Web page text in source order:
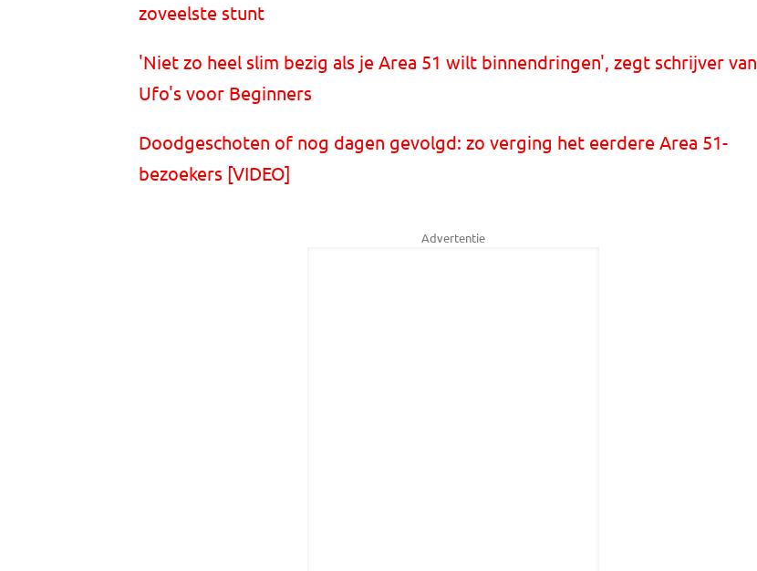
zoveelste stunt
'Niet zo heel slim bezig als je Area 51 wilt binnendringen', zegt schrijver van
Ufo's voor Beginners
Doodgeschoten of nog dagen gevolgd: zo verging het eerdere Area 51-
bezoekers [VIDEO]
Advertentie